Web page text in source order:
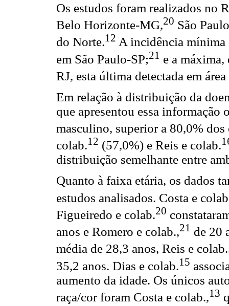
Os estudos foram realizados no
Belo Horizonte-MG,20 São
do Norte.12 A incidência mínima
em São Paulo-SP;21 e a
RJ, esta última detectada em
Em relação à distribuição da
que apresentou essa informação
masculino, superior a 80,0% dos
colab.12 (57,0%) e Reis e colab.
distribuição semelhante entre
Quanto à faixa etária, os dados
estudos analisados. Costa e
Figueiredo e colab.20
anos e Romero e colab.,21 de 20
média de 28,3 anos, Reis e
35,2 anos. Dias e colab.15
aumento da idade. Os únicos
raça/cor foram Costa e colab.,13